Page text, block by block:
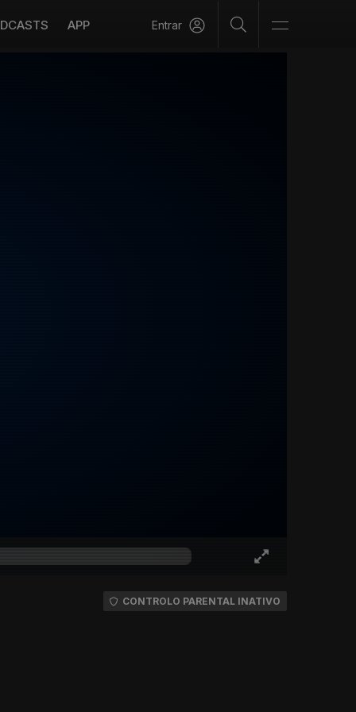
APP Entrar
CONTROLO PARENTAL INATIVO